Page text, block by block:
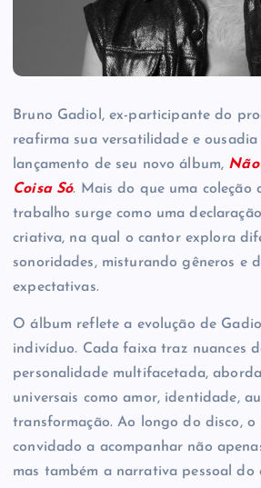
Bruno Gadiol, ex-participante do
reafirma sua versatilidade e
lançamento de seu novo álbum,
Coisa Só. Mais do que uma coleção
trabalho surge como uma
criativa, na qual o cantor explora
sonoridades, misturando gêneros e
expectativas.
O álbum reflete a evolução de
indivíduo. Cada faixa traz nuances
personalidade multifacetada,
universais como amor, identidade,
transformação. Ao longo do disco, o
convidado a acompanhar não
mas também a narrativa pessoal do